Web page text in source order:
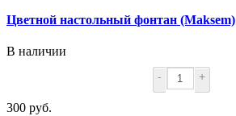
Цветной настольный фонтан (Maksem)
В наличии
- +
300 руб.